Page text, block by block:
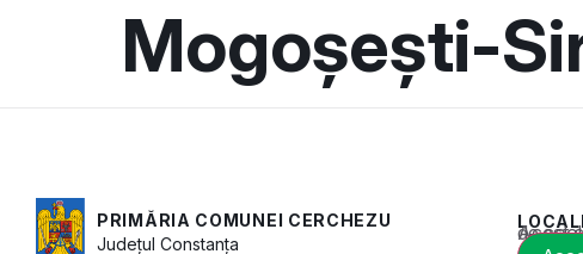
Mogoșești-
PRIMĂRIA COMUNEI CERCHEZU
JudețulConstanța
Acest conținut este blocat până când